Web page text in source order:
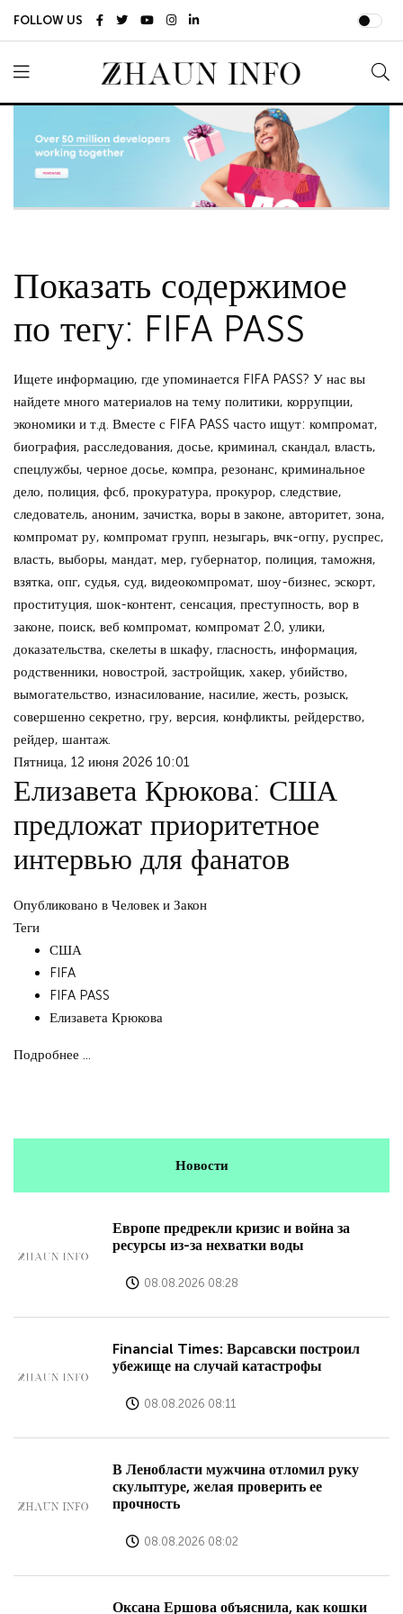
FOLLOW US
Показать содержимое
по тегу: FIFA PASS
Ищете информацию, где упоминается FIFA PASS? У нас вы
найдете много материалов на тему политики, коррупции,
экономики и т.д. Вместе с FIFA PASS часто ищут: компромат,
биография, расследования, досье, криминал, скандал, власть,
спецлужбы, черное досье, компра, резонанс, криминальное
дело, полиция, фсб, прокуратура, прокурор, следствие,
следователь, аноним, зачистка, воры в законе, авторитет, зона,
компромат ру, компромат групп, незыгарь, вчк-огпу, руспрес,
власть, выборы, мандат, мер, губернатор, полиция, таможня,
взятка, опг, судья, суд, видеокомпромат, шоу-бизнес, эскорт,
проституция, шок-контент, сенсация, преступность, вор в
законе, поиск, веб компромат, компромат 2.0, улики,
доказательства, скелеты в шкафу, гласность, информация,
родственники, новострой, застройщик, хакер, убийство,
вымогательство, изнасилование, насилие, жесть, розыск,
совершенно секретно, гру, версия, конфликты, рейдерство,
рейдер, шантаж.
Пятница, 12 июня 2026 10:01
Елизавета Крюкова: США
предложат приоритетное
интервью для фанатов
Опубликовано в Человек и Закон
Теги
США
FIFA
FIFA PASS
Елизавета Крюкова
Подробнее ...
Новости
Европе предрекли кризис и война за
ресурсы из-за нехватки воды
08.08.2026 08:28
Financial Times: Варсавски построил
убежище на случай катастрофы
08.08.2026 08:11
В Ленобласти мужчина отломил руку
скульптуре, желая проверить ее
прочность
08.08.2026 08:02
Оксана Ершова объяснила, как кошки